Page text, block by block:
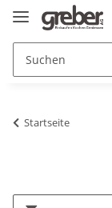
Startseite